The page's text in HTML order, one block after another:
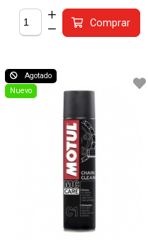
Comprar
Agotado
Nuevo